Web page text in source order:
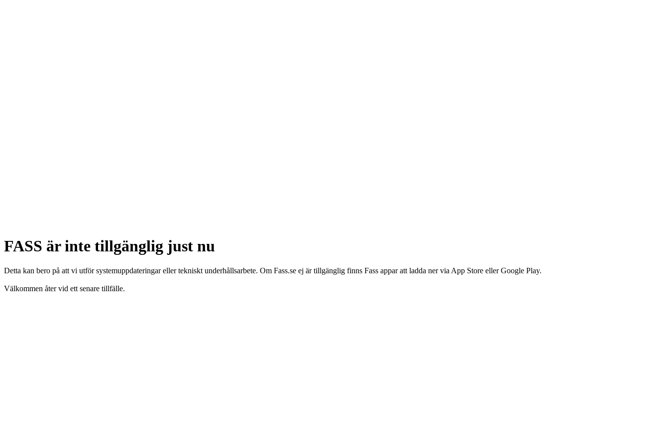
FASS är inte tillgänglig just nu
Detta kan bero på att vi utför systemuppdateringar eller tekniskt underhållsarbete. Om Fass.se ej är tillgänglig finns Fass appar att ladda ner via App Store eller Google Play.
Välkommen åter vid ett senare tillfälle.